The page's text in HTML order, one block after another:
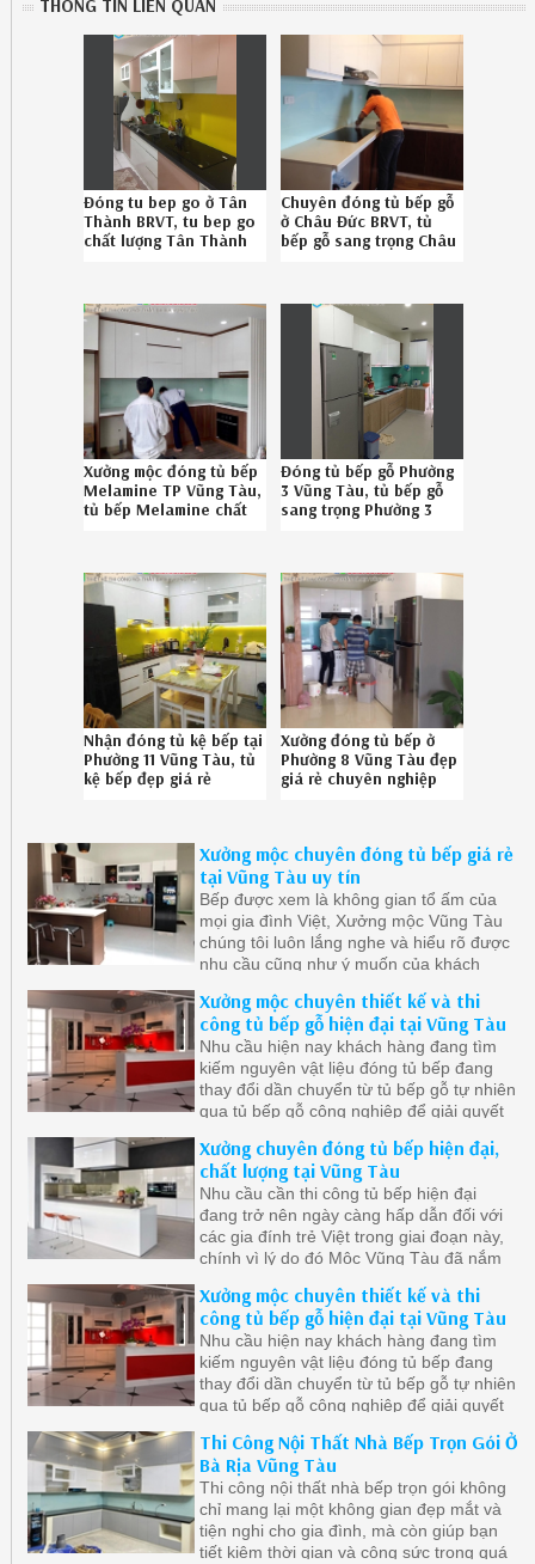
THÔNG TIN LIÊN QUAN
Đóng tu bep go ở Tân
Thành BRVT, tu bep go
chất lượng Tân Thành
Chuyên đóng tủ bếp gỗ
ở Châu Đức BRVT, tủ
bếp gỗ sang trọng Châu
Xưởng mộc đóng tủ bếp
Melamine TP Vũng Tàu,
tủ bếp Melamine chất
482619U1Y
Đóng tủ bếp gỗ Phường
3 Vũng Tàu, tủ bếp gỗ
sang trọng Phường 3
Nhận đóng tủ kệ bếp tại
Phường 11 Vũng Tàu, tủ
kệ bếp đẹp giá rẻ
232619CA4
Xưởng đóng tủ bếp ở
Phường 8 Vũng Tàu đẹp
giá rẻ chuyên nghiệp
Xưởng mộc chuyên đóng tủ bếp giá rẻ
tại Vũng Tàu uy tín
Bếp được xem là không gian tổ ấm của
mọi gia đình Việt, Xưởng mộc Vũng Tàu
chúng tôi luôn lắng nghe và hiểu rõ được
nhu cầu cũng như ý muốn của khách
mang phong cách cá nhân của gia chủ.
Xưởng mộc chuyên thiết kế và thi
công tủ bếp gỗ hiện đại tại Vũng Tàu
Nhu cầu hiện nay khách hàng đang tìm
kiếm nguyên vật liệu đóng tủ bếp đang
thay đổi dần chuyển từ tủ bếp gỗ tự nhiên
qua tủ bếp gỗ công nghiệp để giải quyết
bếp do thời gian sử dụng. Bên cạnh đó gỗ
công nghiệp cũng được đánh giá là khá
bền và dặt biệt giá thành rẻ hơn gỗ tự
nhiên.
Xưởng chuyên đóng tủ bếp hiện đại,
chất lượng tại Vũng Tàu
Nhu cầu cần thi công tủ bếp hiện đại
đang trở nên ngày càng hấp dẫn đối với
các gia đính trẻ Việt trong giai đoạn này,
chính vì lý do đó Mộc Vũng Tàu đã nắm
sàng lên thiết kế và thi công nội thất
phòng bếp cho quý khách.
Xưởng mộc chuyên thiết kế và thi
công tủ bếp gỗ hiện đại tại Vũng Tàu
Nhu cầu hiện nay khách hàng đang tìm
kiếm nguyên vật liệu đóng tủ bếp đang
thay đổi dần chuyển từ tủ bếp gỗ tự nhiên
qua tủ bếp gỗ công nghiệp để giải quyết
khâu mối mọt, cong vênh, ẩm ướt nơi góc
bếp do thời gian sử dụng. Bên cạnh đó gỗ
công nghiệp cũng được đánh giá là khá
bền và dặt biệt giá thành rẻ hơn gỗ tự
nhiên.
Thi Công Nội Thất Nhà Bếp Trọn Gói Ở
Bà Rịa Vũng Tàu
Thi công nội thất nhà bếp trọn gói không
chỉ mang lại một không gian đẹp mắt và
tiện nghi cho gia đình, mà còn giúp bạn
tiết kiệm thời gian và công sức trong quá